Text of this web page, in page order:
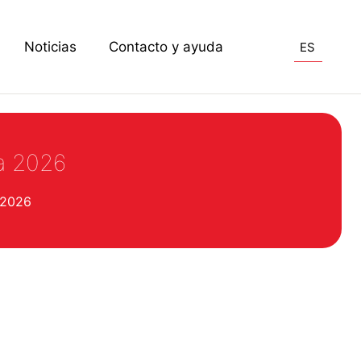
Noticias Contacto y ayuda ES
2026